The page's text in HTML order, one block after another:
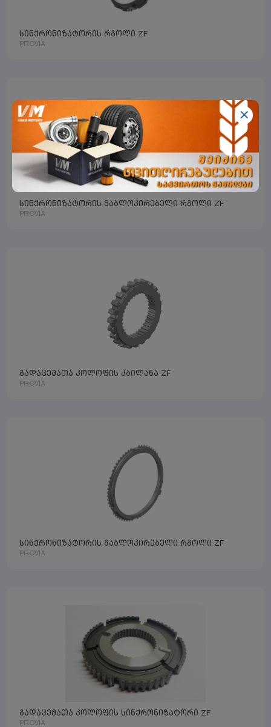
სინქრონიზატორის რგოლი ZF
PROVIA
სინქრონიზატორის მაბლოკირებელი რგოლი ZF
PROVIA
გადაცემათა კოლოფის კბილანა ZF
PROVIA
სინქრონიზატორის მაბლოკირებელი რგოლი ZF
PROVIA
გადაცემათა კოლოფის სინქრონიზატორი ZF
PROVIA